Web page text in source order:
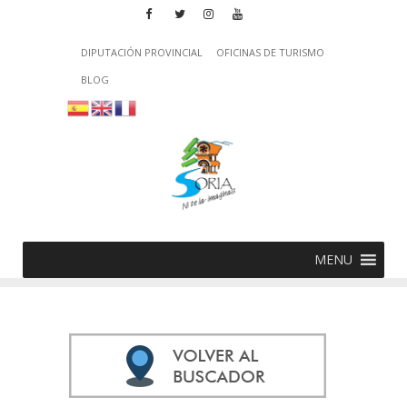
DIPUTACIÓN PROVINCIAL
OFICINAS DE TURISMO
BLOG
MENU